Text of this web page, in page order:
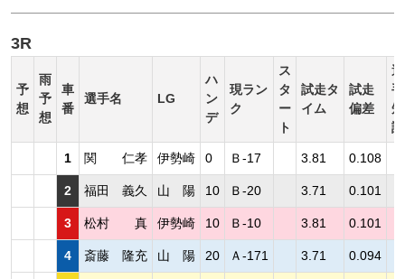
3R
予
想
雨
予
想
車
番
選手名 LG
ハ
ン
デ
現ラン
ク
ス
タ
ー
ト
試走タ
イム
試走
偏差
選
手
短
評
1 関 仁孝 伊勢崎 0 Ｂ-17 3.81 0.108
2 福田 義久 山 陽 10 Ｂ-20 3.71 0.101
3 松村 真 伊勢崎 10 Ｂ-10 3.81 0.101
4 斎藤 隆充 山 陽 20 Ａ-171 3.71 0.094